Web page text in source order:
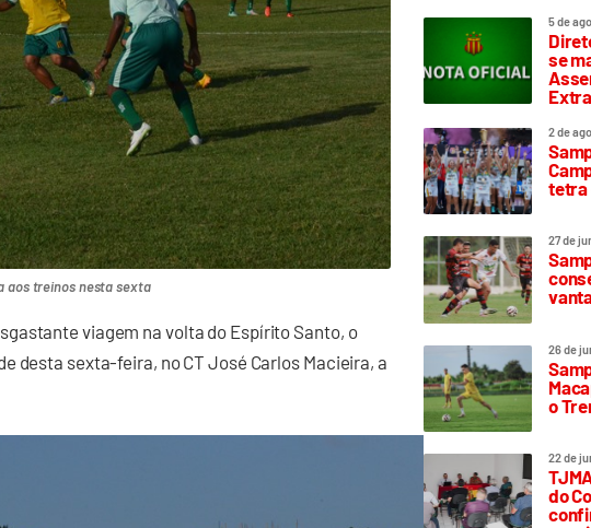
aos treinos nesta sexta
viagem na volta do Espírito Santo, o
desta sexta-feira, no CT José Carlos Macieira, a
5 de
se
2 de
tetra
27 de
26 de
o
22 de
do